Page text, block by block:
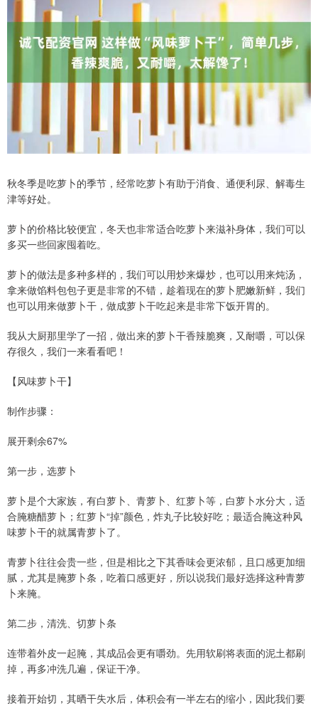
秋冬季是吃萝卜的季节，经常吃萝卜有助于消食、通便利尿、解毒生
津等好处。
萝卜的价格比较便宜，冬天也非常适合吃萝卜来滋补身体，我们可以
多买一些回家囤着吃。
萝卜的做法是多种多样的，我们可以用炒来爆炒，也可以用来炖汤，
拿来做馅料包包子更是非常的不错，趁着现在的萝卜肥嫩新鲜，我们
也可以用来做萝卜干，做成萝卜干吃起来是非常下饭开胃的。
我从大厨那里学了一招，做出来的萝卜干香辣脆爽，又耐嚼，可以保
存很久，我们一来看看吧！
【风味萝卜干】
制作步骤：
展开剩余67%
第一步，选萝卜
萝卜是个大家族，有白萝卜、青萝卜、红萝卜等，白萝卜水分大，适
合腌糖醋萝卜；红萝卜“掉”颜色，炸丸子比较好吃；最适合腌这种风
味萝卜干的就属青萝卜了。
青萝卜往往会贵一些，但是相比之下其香味会更浓郁，且口感更加细
腻，尤其是腌萝卜条，吃着口感更好，所以说我们最好选择这种青萝
卜来腌。
第二步，清洗、切萝卜条
连带着外皮一起腌，其成品会更有嚼劲。先用软刷将表面的泥土都刷
掉，再多冲洗几遍，保证干净。
接着开始切，其晒干失水后，体积会有一半左右的缩小，因此我们要